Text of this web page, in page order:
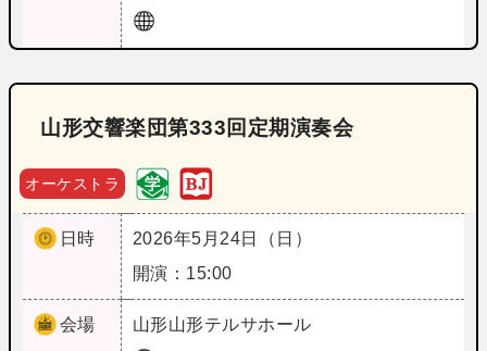
山形交響楽団第333回定期演奏会
オーケストラ
日時
2026年5月24日（日）
開演：15:00
会場 山形山形テルサホール